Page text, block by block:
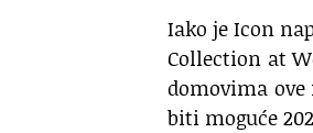
Iako je Icon
Collection at
domovima ove
biti moguće